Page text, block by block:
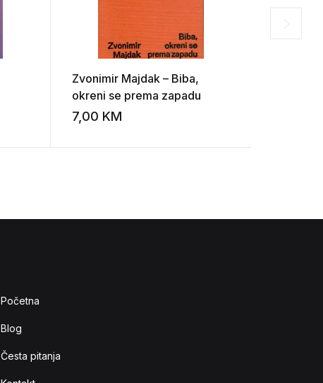
Add to wishlist
Zvonimir Majdak – Biba,
okreni se prema zapadu
7,00 KM
Početna
Blog
Česta pitanja